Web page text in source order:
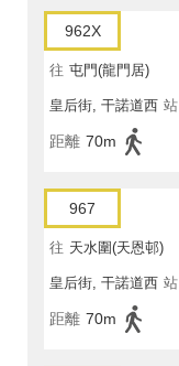
962X
往 屯門(龍門居)
皇后街, 干諾道西 站
距離 70m
967
往 天水圍(天恩邨)
皇后街, 干諾道西 站
距離 70m